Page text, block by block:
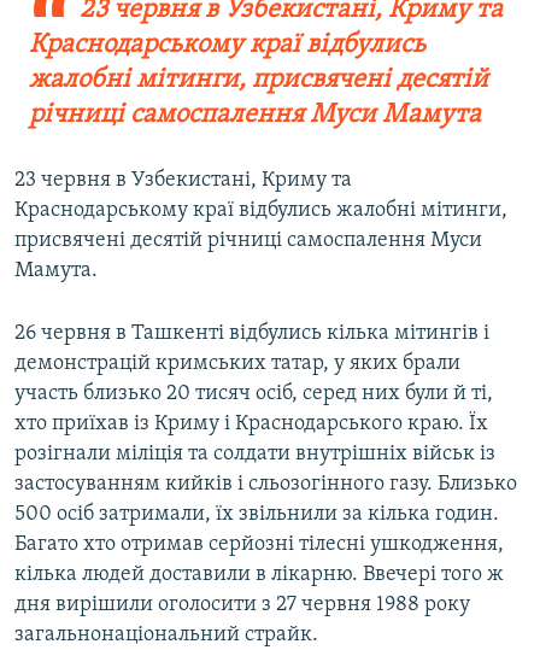
23 червня в Узбекистані, Криму та
Краснодарському краї відбулись
жалобні мітинги, присвячені десятій
річниці самоспалення Муси Мамута
23 червня в Узбекистані, Криму та
Краснодарському краї відбулись жалобні мітинги,
присвячені десятій річниці самоспалення Муси
Мамута.
26 червня в Ташкенті відбулись кілька мітингів і
демонстрацій кримських татар, у яких брали
участь близько 20 тисяч осіб, серед них були й ті,
хто приїхав із Криму і Краснодарського краю. Їх
розігнали міліція та солдати внутрішніх військ із
застосуванням кийків і сльозогінного газу. Близько
500 осіб затримали, їх звільнили за кілька годин.
Багато хто отримав серйозні тілесні ушкодження,
кілька людей доставили в лікарню. Ввечері того ж
дня вирішили оголосити з 27 червня 1988 року
загальнонаціональний страйк.